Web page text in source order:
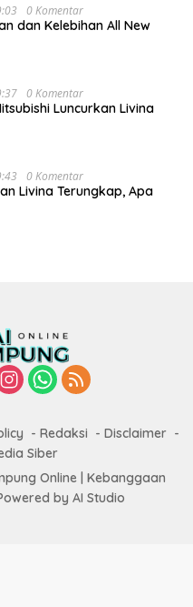
0 Komentar
dan Kelebihan All New
0 Komentar
Luncurkan Livina
0 Komentar
Livina Terungkap, Apa
Redaksi
Disclaimer
Siber
Online | Kebanggaan
by AI Studio